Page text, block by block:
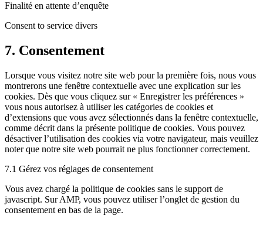
Finalité en attente d’enquête
Consent to service divers
7. Consentement
Lorsque vous visitez notre site web pour la première fois, nous vous
montrerons une fenêtre contextuelle avec une explication sur les
cookies. Dès que vous cliquez sur « Enregistrer les préférences »
vous nous autorisez à utiliser les catégories de cookies et
d’extensions que vous avez sélectionnés dans la fenêtre contextuelle,
comme décrit dans la présente politique de cookies. Vous pouvez
désactiver l’utilisation des cookies via votre navigateur, mais veuillez
noter que notre site web pourrait ne plus fonctionner correctement.
7.1 Gérez vos réglages de consentement
Vous avez chargé la politique de cookies sans le support de
javascript. Sur AMP, vous pouvez utiliser l’onglet de gestion du
consentement en bas de la page.